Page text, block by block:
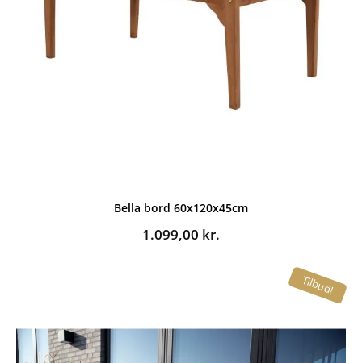
Bella bord 60x120x45cm
1.099,00 kr.
Tilbud!